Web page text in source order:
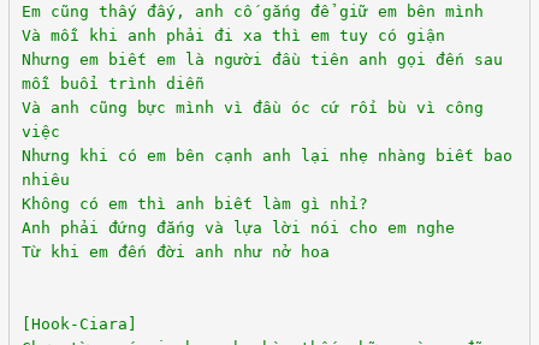
Em cũng thấy đấy, anh cố gắng để giữ em bên mình
Và mỗi khi anh phải đi xa thì em tuy có giận
Nhưng em biết em là người đầu tiên anh gọi đến sau
mỗi buổi trình diễn
Và anh cũng bực mình vì đầu óc cứ rối bù vì công
việc
Nhưng khi có em bên cạnh anh lại nhẹ nhàng biết bao
nhiêu
Không có em thì anh biết làm gì nhỉ?
Anh phải đứng đắng và lựa lời nói cho em nghe
Từ khi em đến đời anh như nở hoa
[Hook-Ciara]